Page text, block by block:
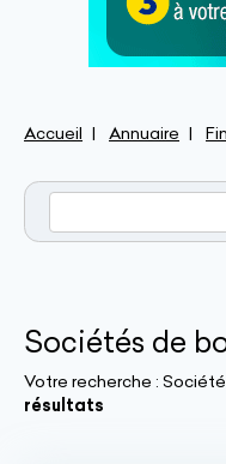
Accueil Annuaire
Sociétés de
Votre recherche :
résultats